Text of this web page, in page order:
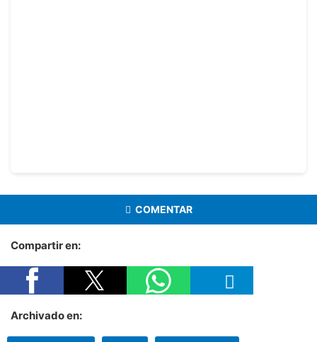
COMENTAR
Compartir en:
Archivado en: